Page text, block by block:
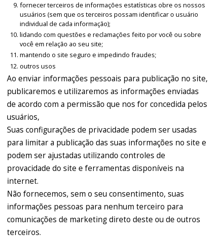
fornecer terceiros de informações estatísticas obre os nossos
usuários (sem que os terceiros possam identificar o usuário
individual de cada informação);
lidando com questões e reclamações feito por você ou sobre
você em relação ao seu site;
mantendo o site seguro e impedindo fraudes;
outros usos
Ao enviar informações pessoais para publicação no site,
publicaremos e utilizaremos as informações enviadas
de acordo com a permissão que nos for concedida pelos
usuários,
Suas configurações de privacidade podem ser usadas
para limitar a publicação das suas informações no site e
podem ser ajustadas utilizando controles de
provacidade do site e ferramentas disponíveis na
internet.
Não fornecemos, sem o seu consentimento, suas
informações pessoas para nenhum terceiro para
comunicações de marketing direto deste ou de outros
terceiros.